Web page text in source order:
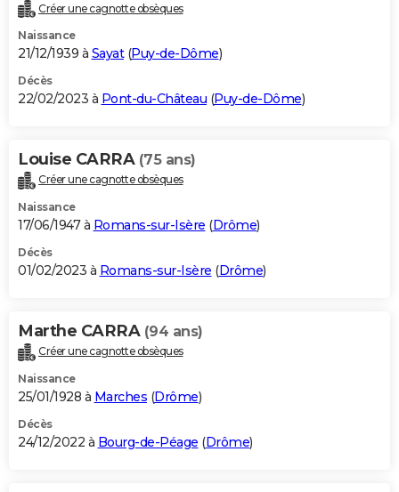
Créer une cagnotte obsèques
Naissance
21/12/1939 à Sayat(Puy-de-Dôme)
Décès
22/02/2023 à Pont-du-Château (Puy-de-Dôme)
Louise CARRA (75 ans)
Créer une cagnotte obsèques
Naissance
17/06/1947 à Romans-sur-Isère (Drôme)
Décès
01/02/2023 à Romans-sur-Isère (Drôme)
Marthe CARRA (94 ans)
Créer une cagnotte obsèques
Naissance
25/01/1928 à Marches (Drôme)
Décès
24/12/2022 à Bourg-de-Péage (Drôme)